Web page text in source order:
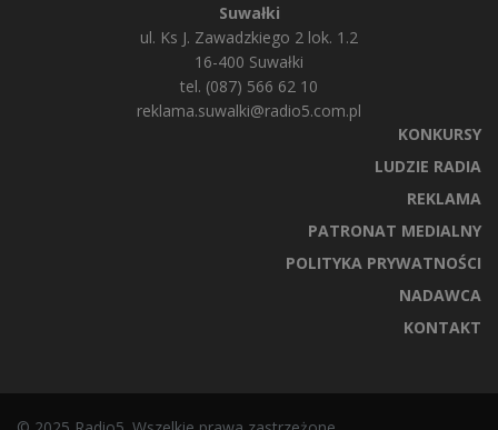
Suwałki
ul. Ks J. Zawadzkiego 2 lok. 1.2
16-400 Suwałki
tel. (087) 566 62 10
reklama.suwalki@radio5.com.pl
KONKURSY
LUDZIE RADIA
REKLAMA
PATRONAT MEDIALNY
POLITYKA PRYWATNOŚCI
NADAWCA
KONTAKT